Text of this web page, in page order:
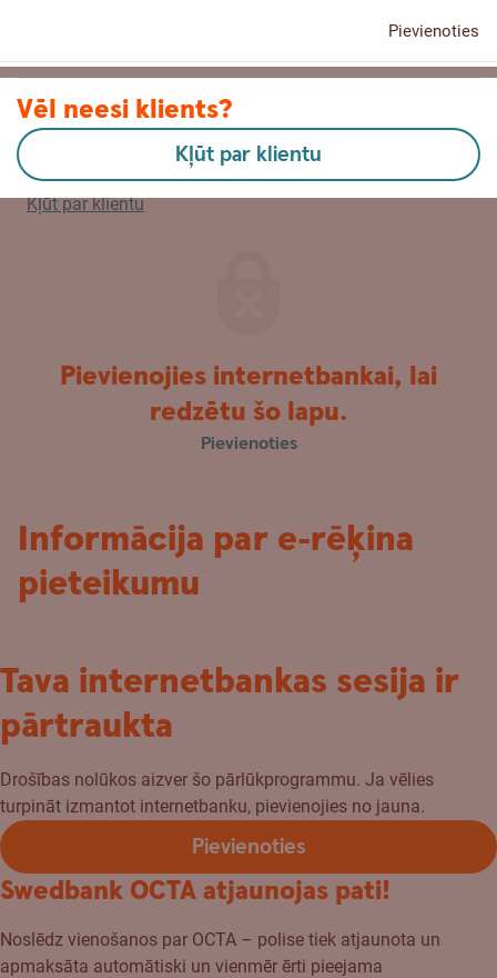
Pievienoties
English
Kļūt par klientu
Vēl neesi klients?
Kļūt par klientu
Pievienojies internetbankai, lai
redzētu šo lapu.
Pievienoties
Informācija par e-rēķina
pieteikumu
Tava internetbankas sesija ir
pārtraukta
Drošības nolūkos aizver šo pārlūkprogrammu. Ja vēlies
turpināt izmantot internetbanku, pievienojies no jauna.
Pievienoties
Swedbank OCTA atjaunojas pati!
Noslēdz vienošanos par OCTA – polise tiek atjaunota un
apmaksāta automātiski un vienmēr ērti pieejama